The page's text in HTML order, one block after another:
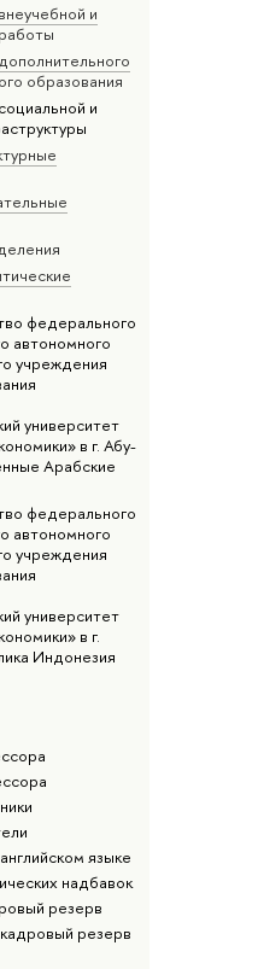
и
образования
и
федерального
автономного
учреждения
университет
в г. Абу-
Арабские
федерального
автономного
учреждения
университет
в г.
Индонезия
языке
надбавок
резерв
резерв